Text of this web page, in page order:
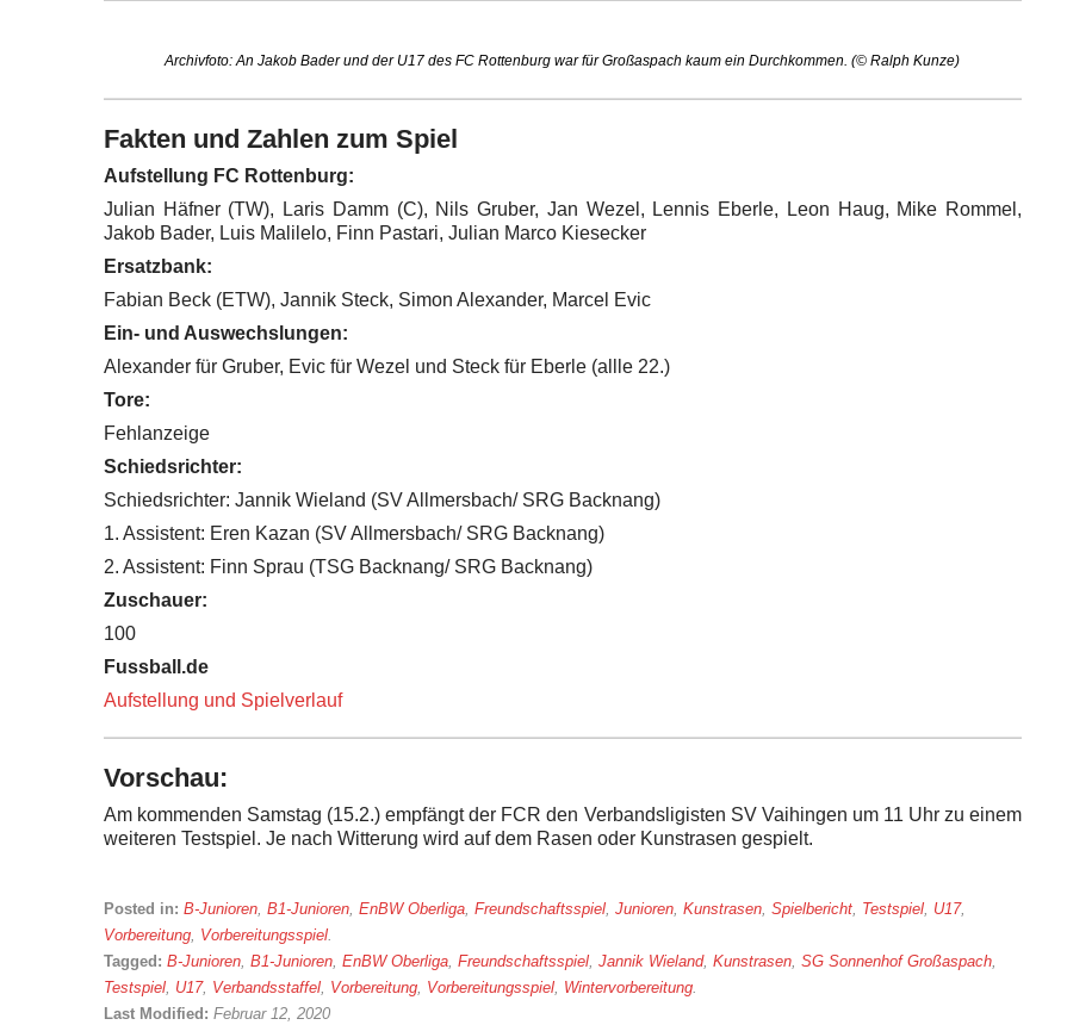
Archivfoto: An Jakob Bader und der U17 des FC Rottenburg war für Großaspach kaum ein Durchkommen. (© Ralph Kunze)
Fakten und Zahlen zum Spiel
Aufstellung FC Rottenburg:
Julian Häfner (TW), Laris Damm (C), Nils Gruber, Jan Wezel, Lennis Eberle, Leon Haug, Mike Rommel,
Jakob Bader, Luis Malilelo, Finn Pastari, Julian Marco Kiesecker
Ersatzbank:
Fabian Beck (ETW), Jannik Steck, Simon Alexander, Marcel Evic
Ein- und Auswechslungen:
Alexander für Gruber, Evic für Wezel und Steck für Eberle (allle 22.)
Tore:
Fehlanzeige
Schiedsrichter:
Schiedsrichter: Jannik Wieland (SV Allmersbach/ SRG Backnang)
1. Assistent: Eren Kazan (SV Allmersbach/ SRG Backnang)
2. Assistent: Finn Sprau (TSG Backnang/ SRG Backnang)
Zuschauer:
100
Fussball.de
Aufstellung und Spielverlauf
Vorschau:
Am kommenden Samstag (15.2.) empfängt der FCR den Verbandsligisten SV Vaihingen um 11 Uhr zu einem
weiteren Testspiel. Je nach Witterung wird auf dem Rasen oder Kunstrasen gespielt.
Posted in: B-Junioren, B1-Junioren, EnBW Oberliga, Freundschaftsspiel, Junioren, Kunstrasen, Spielbericht, Testspiel, U17,
Vorbereitung, Vorbereitungsspiel.
Tagged: B-Junioren, B1-Junioren, EnBW Oberliga, Freundschaftsspiel, Jannik Wieland, Kunstrasen, SG Sonnenhof Großaspach,
Testspiel, U17, Verbandsstaffel, Vorbereitung, Vorbereitungsspiel, Wintervorbereitung.
Last Modified: Februar 12, 2020